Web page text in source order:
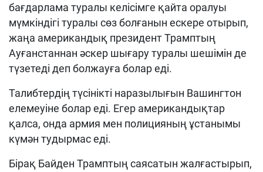
бағдарлама туралы келісімге қайта оралуы
мүмкіндігі туралы сөз болғанын ескере отырып,
жаңа американдық президент Трамптың
Ауғанстаннан әскер шығару туралы шешімін де
түзетеді деп болжауға болар еді.
Талибтердің түсінікті наразылығын Вашингтон
елемеуіне болар еді. Егер американдықтар
қалса, онда армия мен полицияның ұстанымы
күмән тудырмас еді.
Бірақ Байден Трамптың саясатын жалғастырып,